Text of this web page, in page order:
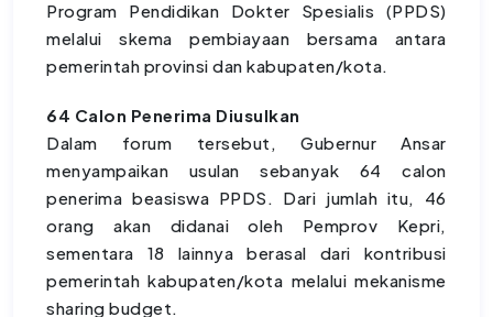
Program Pendidikan Dokter Spesialis (PPDS)
melalui skema pembiayaan bersama antara
pemerintah provinsi dan kabupaten/kota.
64 Calon Penerima Diusulkan
Dalam forum tersebut, Gubernur Ansar
menyampaikan usulan sebanyak 64 calon
penerima beasiswa PPDS. Dari jumlah itu, 46
orang akan didanai oleh Pemprov Kepri,
sementara 18 lainnya berasal dari kontribusi
pemerintah kabupaten/kota melalui mekanisme
sharing budget.